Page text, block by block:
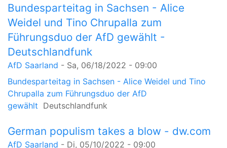
Bundesparteitag in Sachsen - Alice
Weidel und Tino Chrupalla zum
Führungsduo der AfD gewählt -
Deutschlandfunk
AfD Saarland - Sa, 06/18/2022 - 09:00
Bundesparteitag in Sachsen - Alice Weidel und Tino
Chrupalla zum Führungsduo der AfD
gewählt Deutschlandfunk
German populism takes a blow - dw.com
AfD Saarland - Di, 05/10/2022 - 09:00